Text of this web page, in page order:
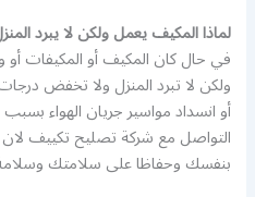
لماذا المكيف يعمل ولكن لا يبرد
في حال كان المكيف أو المكيفات
ولكن لا تبرد المنزل ولا تخفض
أو انسداد مواسير جريان الهواء
التواصل مع شركة تصليح تكييف
بنفسك وحفاظا على سلامتك